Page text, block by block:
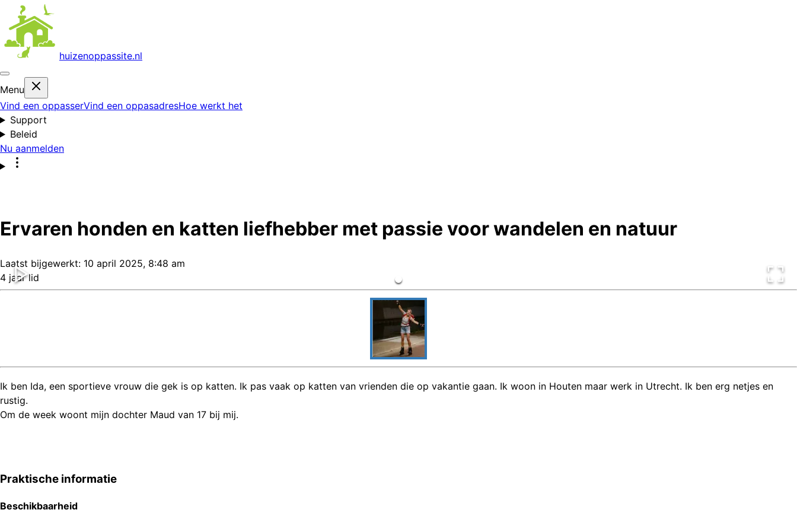
huizenoppassite.nl
Menu
Vind een oppasserVind een oppasadresHoe werkt het
Support
Beleid
Nu aanmelden
Ervaren honden en katten liefhebber met passie voor wandelen en natuur
Laatst bijgewerkt: 10 april 2025, 8:48 am
4 jaar lid
Ik ben Ida, een sportieve vrouw die gek is op katten. Ik pas vaak op katten van vrienden die op vakantie gaan. Ik woon in Houten maar werk in Utrecht. Ik ben erg netjes en
rustig.
Om de week woont mijn dochter Maud van 17 bij mij.
Praktische informatie
Beschikbaarheid